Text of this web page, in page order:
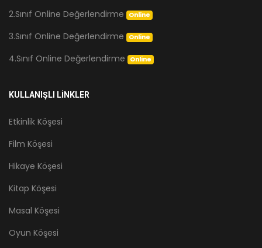
2.Sınıf Online Değerlendirme Online
3.Sınıf Online Değerlendirme Online
4.Sınıf Online Değerlendirme Online
KULLANIŞLI LİNKLER
Etkinlik Köşesi
Film Köşesi
Hikaye Köşesi
Kitap Köşesi
Masal Köşesi
Oyun Köşesi